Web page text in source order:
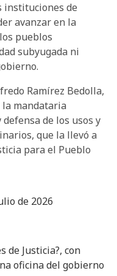
instituciones de
avanzar en la
pueblos
subyugada ni
Ramírez Bedolla,
la mandataria
de los usos y
que la llevó a
para el Pueblo
de 2026
de Justicia?, con
oficina del gobierno